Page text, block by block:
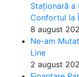
Staționară a
Confortul la
8 august
Ne-am
Line
2 august